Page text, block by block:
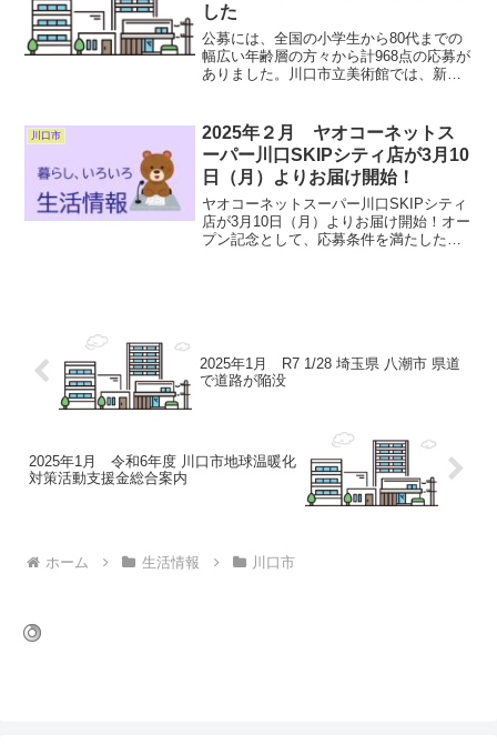
した
公募には、全国の小学生から80代までの
幅広い年齢層の方々から計968点の応募が
ありました。川口市立美術館では、新た
を発信しますので、どうぞご期待くださ
い。最優秀賞デザイ...
川口市
2025年２月 ヤオコーネットス
ーパー川口SKIPシティ店が3月10
日（月）よりお届け開始！
ヤオコーネットスーパー川口SKIPシティ
店が3月10日（月）よりお届け開始！オー
プン記念として、応募条件を満たしたお
2025年1月 R7 1/28 埼玉県 八潮市 県道
で道路が陥没
2025年1月 令和6年度 川口市地球温暖化
対策活動支援金総合案内
ホーム 生活情報 川口市